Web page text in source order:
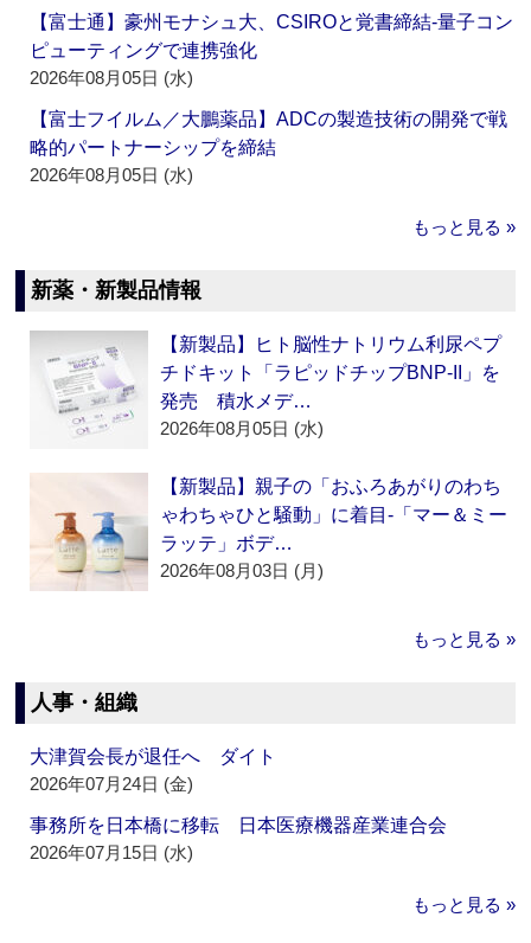
【富士通】豪州モナシュ大、CSIROと覚書締結‐量子コン
ピューティングで連携強化
2026年08月05日 (水)
【富士フイルム／大鵬薬品】ADCの製造技術の開発で戦
略的パートナーシップを締結
2026年08月05日 (水)
もっと見る »
新薬・新製品情報
【新製品】ヒト脳性ナトリウム利尿ペプ
チドキット「ラピッドチップBNP-II」を
発売 積水メデ…
2026年08月05日 (水)
【新製品】親子の「おふろあがりのわち
ゃわちゃひと騒動」に着目‐「マー＆ミー
ラッテ」ボデ…
2026年08月03日 (月)
もっと見る »
人事・組織
大津賀会長が退任へ ダイト
2026年07月24日 (金)
事務所を日本橋に移転 日本医療機器産業連合会
2026年07月15日 (水)
もっと見る »